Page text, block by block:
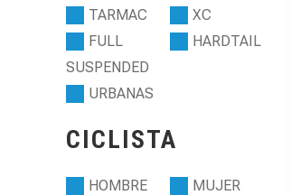
TARMAC
XC
FULL
SUSPENDED
HARDTAIL
URBANAS
CICLISTA
HOMBRE
MUJER